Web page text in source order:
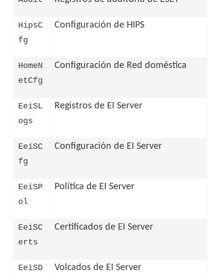
HipsC
fg
Configuración de HIPS
HomeN
etCfg
Configuración de Red doméstica
EeiSL
ogs
Registros de EI Server
EeiSC
fg
Configuración de EI Server
EeiSP
ol
Política de EI Server
EeiSC
erts
Certificados de EI Server
EeiSD
Volcados de EI Server